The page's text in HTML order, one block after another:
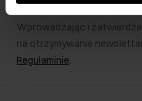
Wprowadzając i
na otrzymywanie
Regulaminie.